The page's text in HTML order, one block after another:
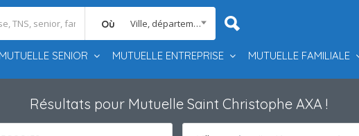
Où Ville, département, région
MUTUELLE SENIOR MUTUELLE ENTREPRISE MUTUELLE FAMILIALE
Résultats pour Mutuelle Saint Christophe AXA !